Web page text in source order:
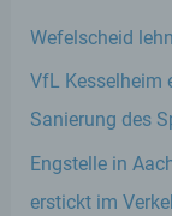
Wefelscheid
VfL Kesselheim
Sanierung des
Engstelle in
erstickt im
getrennt von
gespeichert.
Die